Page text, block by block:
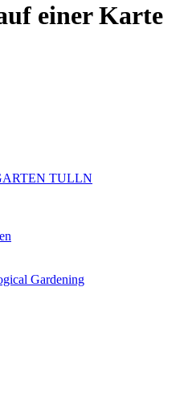
einer Karte
TULLN
Gardening